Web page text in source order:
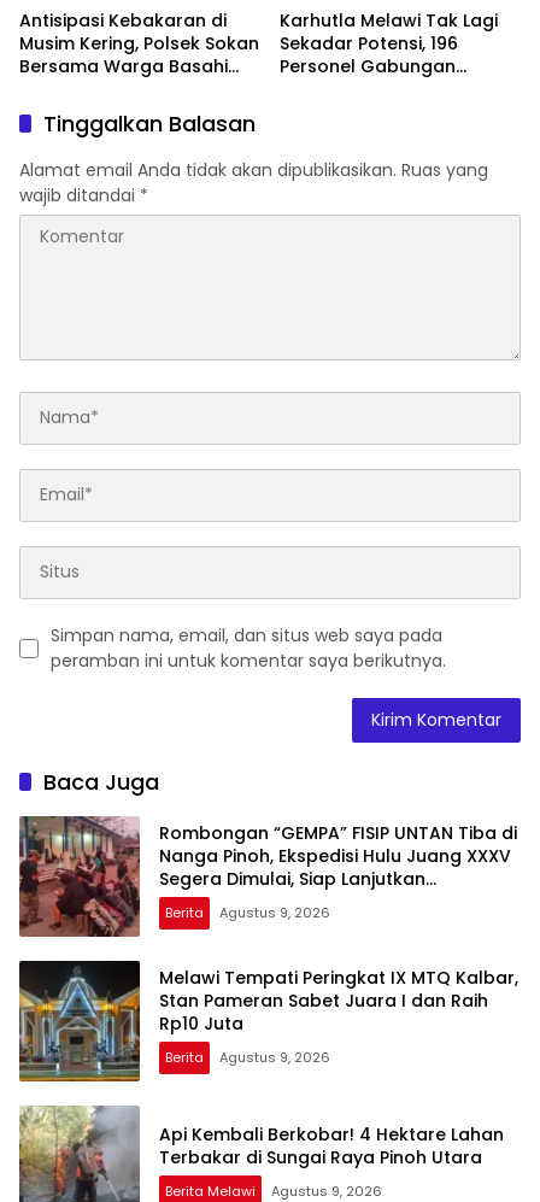
Antisipasi Kebakaran di
Musim Kering, Polsek Sokan
Bersama Warga Basahi
Karhutla Melawi Tak Lagi
Sekadar Potensi, 196
Personel Gabungan
Tinggalkan Balasan
Alamat email Anda tidak akan dipublikasikan. Ruas yang
wajib ditandai *
Simpan nama, email, dan situs web saya pada
peramban ini untuk komentar saya berikutnya.
Baca Juga
Rombongan “GEMPA” FISIP UNTAN Tiba di
Nanga Pinoh, Ekspedisi Hulu Juang XXXV
Segera Dimulai, Siap Lanjutkan
Perjalanan ke Pedalaman Melawi
Berita Agustus 9, 2026
Melawi Tempati Peringkat IX MTQ Kalbar,
Stan Pameran Sabet Juara I dan Raih
Rp10 Juta
Berita Agustus 9, 2026
Api Kembali Berkobar! 4 Hektare Lahan
Terbakar di Sungai Raya Pinoh Utara
Berita Melawi Agustus 9, 2026